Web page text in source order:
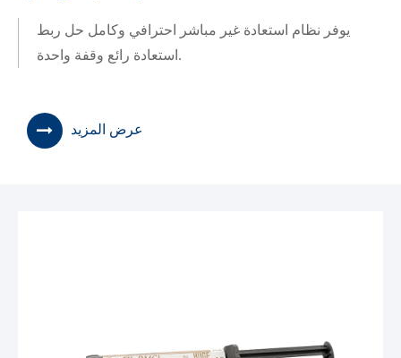
يوفر نظام استعادة غير مباشر احترافي وكامل حل ربط
استعادة رائع وقفة واحدة.
عرض المزيد